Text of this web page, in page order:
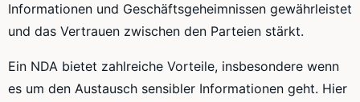
Informationen und Geschäftsgeheimnissen gewährleistet
und das Vertrauen zwischen den Parteien stärkt.
Ein NDA bietet zahlreiche Vorteile, insbesondere wenn
es um den Austausch sensibler Informationen geht. Hier